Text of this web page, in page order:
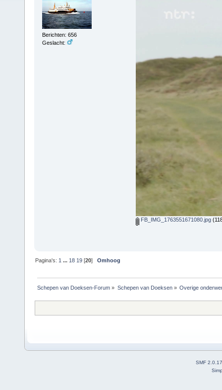
Berichten: 656
Geslacht:
FB_IMG_1763551671080.jpg
Pagina's: 1 ... 18 19 [20]Omhoog
Schepen van Doeksen-Forum » Schepen van Doeksen» Overige
SMF 2.0.17